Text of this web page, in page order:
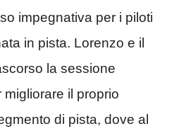
impegnativa per i piloti
in pista. Lorenzo e il
la sessione
il proprio
di pista, dove al